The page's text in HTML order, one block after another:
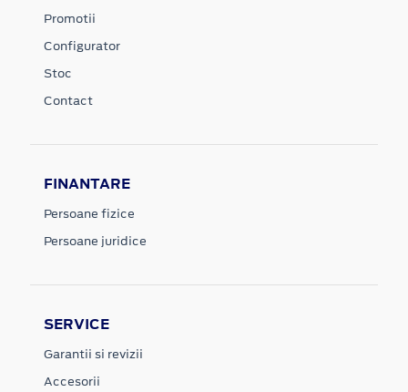
Promotii
Configurator
Stoc
Contact
FINANTARE
Persoane fizice
Persoane juridice
SERVICE
Garantii si revizii
Accesorii